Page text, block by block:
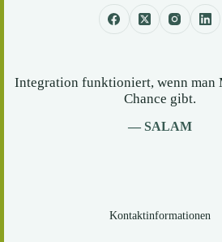
Integration funktioniert, wenn man
Chance gibt.
— SALAM
Kontaktinformationen